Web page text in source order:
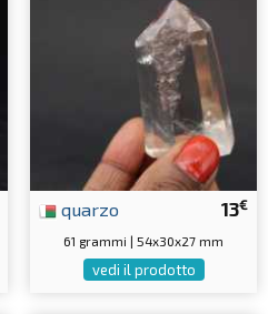
13€
quarzo
61 grammi | 54x30x27 mm
vedi il prodotto